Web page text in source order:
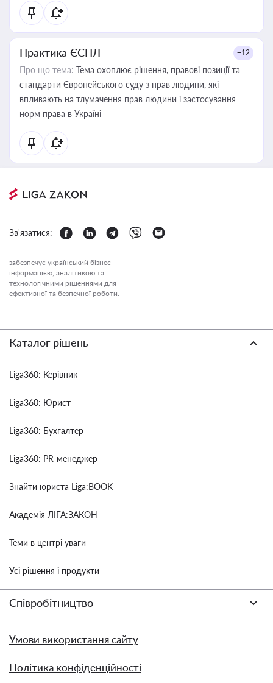
Практика ЄСПЛ +12
Про що тема: Тема охоплює рішення, правові позиції та
стандарти Європейського суду з прав людини, які
впливають на тлумачення прав людини і застосування
норм права в Україні
Зв'язатися:
забезпечує український бізнес
інформацією, аналітикою та
технологічними рішеннями для
ефективної та безпечної роботи.
Каталог рішень
Liga360: Керівник
Liga360: Юрист
Liga360: Бухгалтер
Liga360: PR-менеджер
Знайти юриста Liga:BOOK
Академія ЛІГА:ЗАКОН
Теми в центрі уваги
Усі рішення і продукти
Співробітництво
Умови використання сайту
Політика конфіденційності